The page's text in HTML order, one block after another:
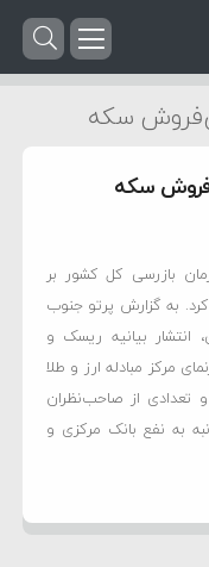
سکه
سکه
بازرسی کل کشور بر
به گزارش پرتو جنوب
انتشار بیانیه ریسک و
مرکز مبادله ارز و طلا
تعدادی از صاحب‌نظران
به نفع بانک مرکزی و